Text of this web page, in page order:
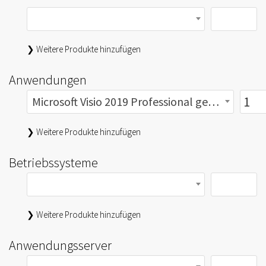
❯ Weitere Produkte hinzufügen
Anwendungen
Microsoft Visio 2019 Professional gebraucht
❯ Weitere Produkte hinzufügen
Betriebssysteme
❯ Weitere Produkte hinzufügen
Anwendungsserver